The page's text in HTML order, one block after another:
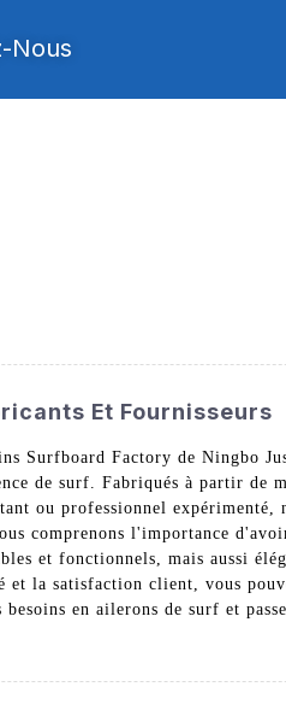
Nous
Et Fournisseurs
Surfboard Factory de Ningbo
de surf. Fabriqués à partir de
ou professionnel expérimenté,
comprenons l'importance
et fonctionnels, mais aussi
et la satisfaction client, vous
en ailerons de surf et